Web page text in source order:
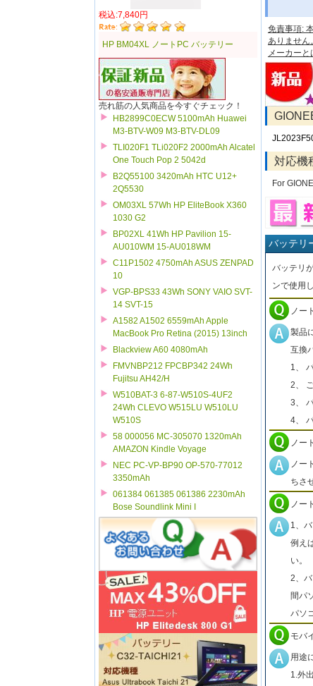
税込:7,840円
HP BM04XL ノートPC バッテリー
売れ筋の人気商品を今すぐチェック！
HB2899C0ECW 5100mAh Huawei
M3-BTV-W09 M3-BTV-DL09
TLI020F1 TLi020F2 2000mAh Alcatel
One Touch Pop 2 5042d
B2Q55100 3420mAh HTC U12+
2Q5530
OM03XL 57Wh HP EliteBook X360
1030 G2
BP02XL 41Wh HP Pavilion 15-
AU010WM 15-AU018WM
C11P1502 4750mAh ASUS ZENPAD
10
VGP-BPS33 43Wh SONY VAIO SVT-
14 SVT-15
A1582 A1502 6559mAh Apple
MacBook Pro Retina (2015) 13inch
Blackview A60 4080mAh
FMVNBP212 FPCBP342 24Wh
Fujitsu AH42/H
W510BAT-3 6-87-W510S-4UF2
24Wh CLEVO W515LU W510LU
W510S
58 000056 MC-305070 1320mAh
AMAZON Kindle Voyage
NEC PC-VP-BP90 OP-570-77012
3350mAh
061384 061385 061386 2230mAh
Bose Soundlink Mini I
免責事項:
ありません
メーカーと
対応機
For
バッテリ
バッテリ
ンで使用
ノー
製品
互換
1、
2、
3、
4、
ノー
ノー
ちさ
ノー
1、
例え
い。
2、
間パ
パソ
モバ
用途
1.外